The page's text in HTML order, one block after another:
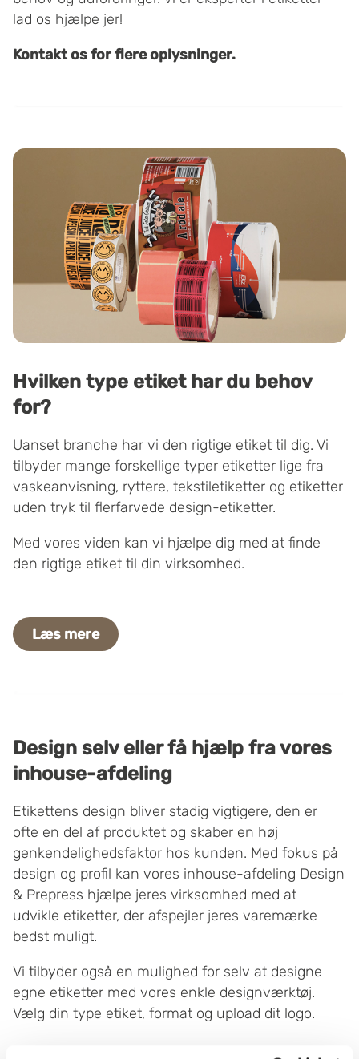
lad os hjælpe jer!
Kontakt os for flere oplysninger.
Hvilken type etiket har du behov
for?
Uanset branche har vi den rigtige etiket til dig. Vi
tilbyder mange forskellige typer etiketter lige fra
vaskeanvisning, ryttere, tekstiletiketter og etiketter
uden tryk til flerfarvede design-etiketter.
Med vores viden kan vi hjælpe dig med at finde
den rigtige etiket til din virksomhed.
Læs mere
Design selv eller få hjælp fra vores
inhouse-afdeling
Etikettens design bliver stadig vigtigere, den er
ofte en del af produktet og skaber en høj
genkendelighedsfaktor hos kunden. Med fokus på
design og profil kan vores inhouse-afdeling Design
& Prepress hjælpe jeres virksomhed med at
udvikle etiketter, der afspejler jeres varemærke
bedst muligt.
Vi tilbyder også en mulighed for selv at designe
egne etiketter med vores enkle designværktøj.
Vælg din type etiket, format og upload dit logo.